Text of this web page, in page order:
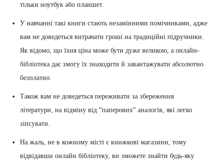
тільки ноутбук або планшет.
У навчанні такі книги стають незамінними помічниками, адже
вам не доведеться витрачати гроші на традиційні підручники.
Як відомо, що їхня ціна може бути дуже великою, а онлайн-
бібліотека дає змогу їх знаходити й завантажувати абсолютно
безплатно.
Також вам не доведеться переживати за збереження
літератури, на відміну від “паперових” аналогів, які легко
зіпсувати.
На жаль, не в кожному місті є книжкові магазини, тому
відвідавши онлайн бібліотеку, ви зможете знайти будь-яку